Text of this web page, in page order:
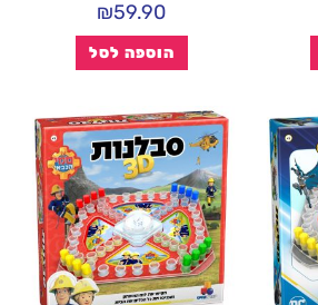
₪59.90
הוספה לסל